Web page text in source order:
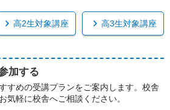
高2生対象講座 高3生対象講座
加する
すめの受講プランをご案内します。校舎
気軽に校舎へご相談ください。